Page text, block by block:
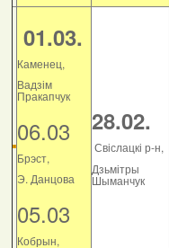
01.03.
Каменец,
Вадзім
Пракапчук
06.03
Брэст,
Э. Данцова
05.03
Кобрын,
28.02.
Свіслацкі р-н,
Дзьмітры
Шыманчук